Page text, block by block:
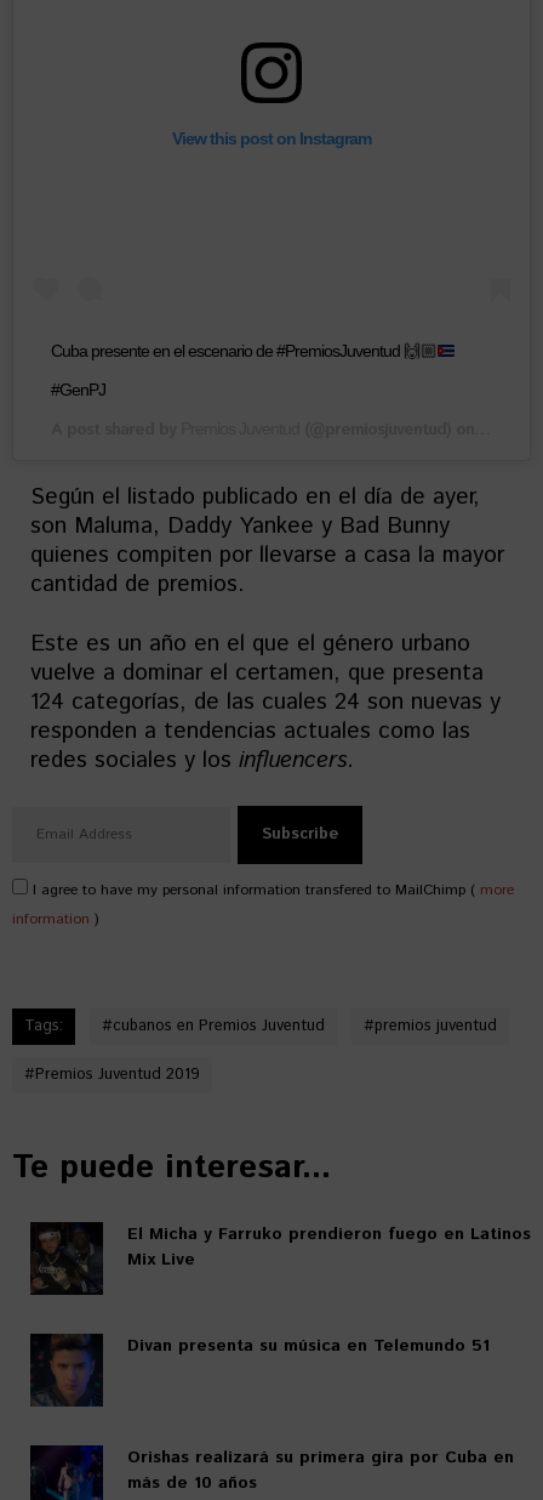
View this post on Instagram
Cuba presente en el escenario de #PremiosJuventud 🙌🏼
#GenPJ
Según el listado publicado en el día de ayer,
son Maluma, Daddy Yankee y Bad Bunny
quienes compiten por llevarse a casa la mayor
cantidad de premios.
Este es un año en el que el género urbano
vuelve a dominar el certamen, que presenta
124 categorías, de las cuales 24 son nuevas y
responden a tendencias actuales como las
redes sociales y los influencers.
I agree to have my personal information transfered to MailChimp ( more
information )
Tags: #cubanos en Premios Juventud #premios juventud
#Premios Juventud 2019
Te puede interesar...
El Micha y Farruko prendieron fuego en Latinos
Mix Live
Divan presenta su música en Telemundo 51
Orishas realizará su primera gira por Cuba en
más de 10 años